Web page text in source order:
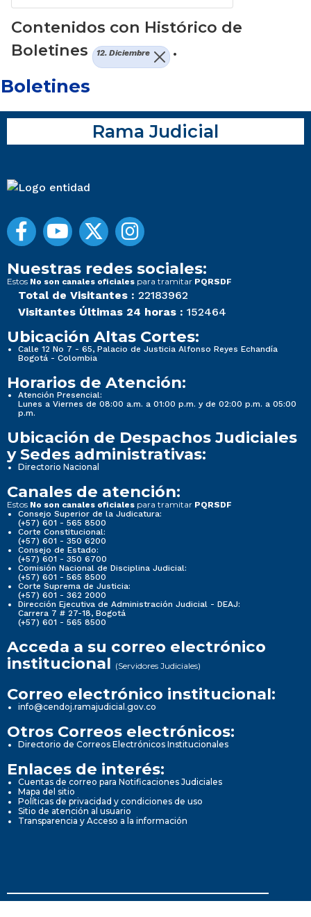
Contenidos con Histórico de
Boletines
12. Diciembre .
Boletines
Rama Judicial
Nuestras redes sociales:
Estos No son canales oficiales para tramitar PQRSDF
Total de Visitantes : 22183962
Visitantes Últimas 24 horas : 152464
Ubicación Altas Cortes:
Calle 12 No 7 - 65, Palacio de Justicia Alfonso Reyes Echandía
Bogotá - Colombia
Horarios de Atención:
Atención Presencial:
Lunes a Viernes de 08:00 a.m. a 01:00 p.m. y de 02:00 p.m. a 05:00
p.m.
Ubicación de Despachos Judiciales
y Sedes administrativas:
Directorio Nacional
Canales de atención:
Estos No son canales oficiales para tramitar PQRSDF
Consejo Superior de la Judicatura:
(+57) 601 - 565 8500
Corte Constitucional:
(+57) 601 - 350 6200
Consejo de Estado:
(+57) 601 - 350 6700
Comisión Nacional de Disciplina Judicial:
(+57) 601 - 565 8500
Corte Suprema de Justicia:
(+57) 601 - 362 2000
Dirección Ejecutiva de Administración Judicial - DEAJ:
Carrera 7 # 27-18, Bogotá
(+57) 601 - 565 8500
Acceda a su correo electrónico
institucional (Servidores Judiciales)
Correo electrónico institucional:
info@cendoj.ramajudicial.gov.co
Otros Correos electrónicos:
Directorio de Correos Electrónicos Institucionales
Enlaces de interés:
Cuentas de correo para Notificaciones Judiciales
Mapa del sitio
Políticas de privacidad y condiciones de uso
Sitio de atención al usuario
Transparencia y Acceso a la información